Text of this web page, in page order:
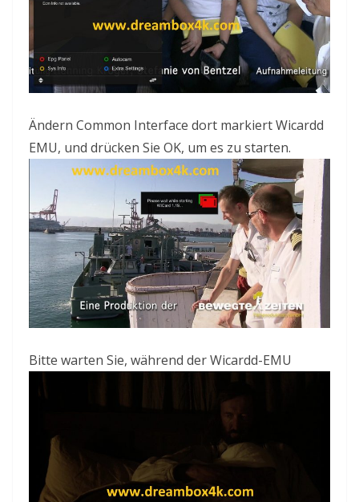
Ändern Common Interface dort markiert Wicardd
EMU, und drücken Sie OK, um es zu starten.
Bitte warten Sie, während der Wicardd-EMU